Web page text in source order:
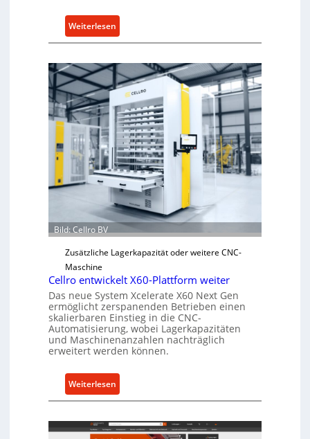
Weiterlesen
M
c
h
n
i
s
c
h
e
Ü
r
a
s
t
s
c
u
z
ü
Bild: Cellro BV
Zusätzliche Lagerkapazität oder weitere CNC-
Maschine
Cellro entwickelt X60-Plattform weiter
Das neue System Xcelerate X60 Next Gen
ermöglicht zerspanenden Betrieben einen
skalierbaren Einstieg in die CNC-
Automatisierung, wobei Lagerkapazitäten
und Maschinenanzahlen nachträglich
erweitert werden können.
Weiterlesen
C
l